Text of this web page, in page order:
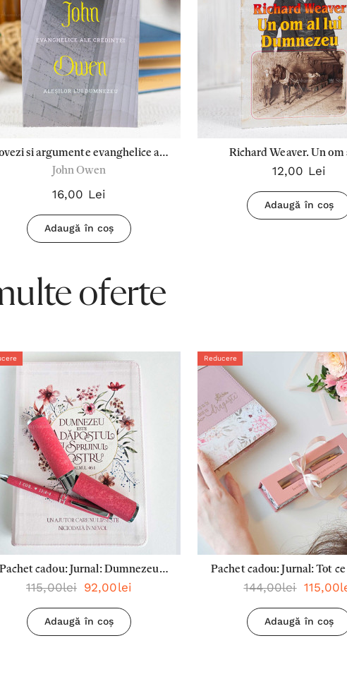
si argumente evanghelice ale
alesilor lui Dumnezeu - John
Owen
John Owen
16,00 Lei
Adaugă în coș
Richard Weaver. Un om
Dumnezeu
12,00 Lei
Adaugă în coș
oferte
Pachet cadou: Jurnal: Dumnezeu
este adăpostul si sprijinul nostru +
Pix: Dragostea este răbdătoare
115,00lei 92,00lei
Adaugă în coș
Reducere
Pachet cadou: Jurnal: Tot ce
fie făcut cu Dragoste + Pix
Cadou: Încrede-te in
144,00lei
Adaugă în coș